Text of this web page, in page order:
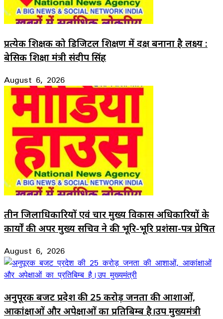
प्रत्येक शिक्षक को डिजिटल शिक्षण में दक्ष बनाना है लक्ष्य :
बेसिक शिक्षा मंत्री संदीप सिंह
August 6, 2026
तीन जिलाधिकारियों एवं चार मुख्य विकास अधिकारियों के
कार्यों की अपर मुख्य सचिव ने की भूरि-भूरि प्रशंसा-पत्र प्रेषित
August 6, 2026
अनुपूरक बजट प्रदेश की 25 करोड़ जनता की आशाओं,
आकांक्षाओं और अपेक्षाओं का प्रतिबिम्ब है।उप मुख्यमंत्री